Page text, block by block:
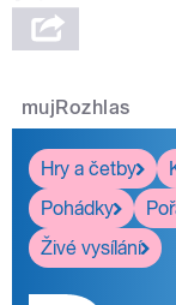
mujRozhlas
Hry a četby
Pohádky
Živé vysílání